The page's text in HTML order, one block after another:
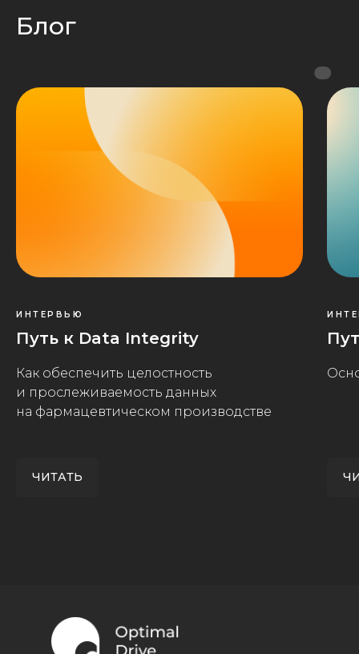
Блог
ИНТЕРВЬЮ
Путь к Data Integrity
Как обеспечить целостность
и прослеживаемость данных
на фармацевтическом производстве
ЧИТАТЬ